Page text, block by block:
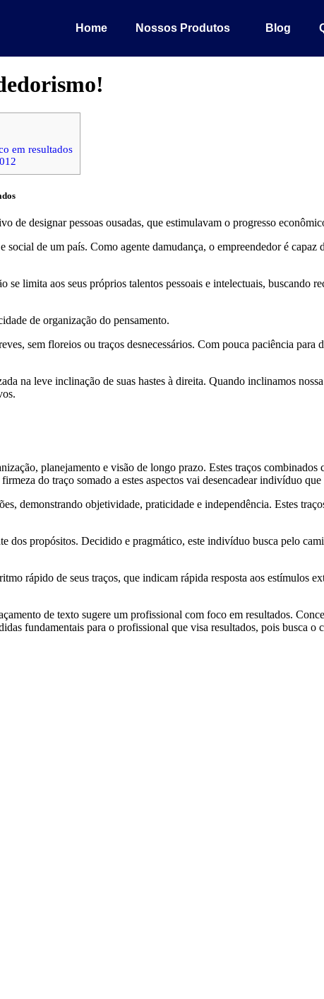
Home Nossos Produtos Blog
em resultados
designar pessoas ousadas, que estimulavam o progresso
de um país. Como agente damudança, o empreendedor é
limita aos seus próprios talentos pessoais e intelectuais, buscando
de organização do pensamento.
sem floreios ou traços desnecessários. Com pouca paciência
na leve inclinação de suas hastes à direita. Quando inclinamos
planejamento e visão de longo prazo. Estes traços
do traço somado a estes aspectos vai desencadear indivíduo
demonstrando objetividade, praticidade e independência. Estes
dos propósitos. Decidido e pragmático, este indivíduo busca pelo
rápido de seus traços, que indicam rápida resposta aos estímulos
de texto sugere um profissional com foco em resultados.
fundamentais para o profissional que visa resultados, pois busca o